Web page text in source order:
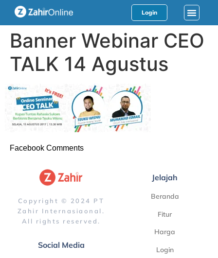
Login
Banner Webinar CEO
TALK 14 Agustus
Facebook Comments
Copyright © 2024 PT
Zahir Internasiaonal.
All rights reserved.
Social Media
Jelajah
Beranda
Fitur
Harga
Login